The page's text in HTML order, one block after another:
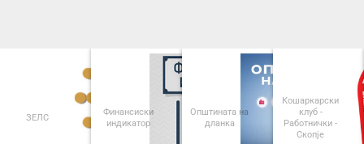
ЗЕЛС
Финансиски
индикатор
Општината на
дланка
Кошаркарски
клуб -
Работнички -
Скопје